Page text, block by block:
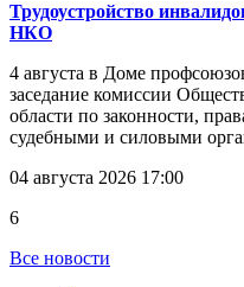
Трудоустройство
НКО
4 августа в Доме
заседание комиссии
области по законности,
судебными и силовыми
04 августа 2026 17:00
6
Все новости